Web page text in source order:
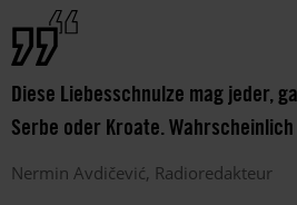
Diese Liebesschnulze mag jeder,
Serbe oder Kroate.
Nermin Avdičević Radioredakteur